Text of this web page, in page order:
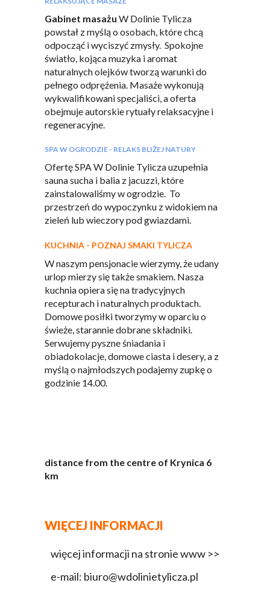
Gabinet masażu W Dolinie Tylicza
powstał z myślą o osobach, które chcą
odpocząć i wyciszyć zmysły. Spokojne
światło, kojąca muzyka i aromat
naturalnych olejków tworzą warunki do
pełnego odprężenia. Masaże wykonują
wykwalifikowani specjaliści, a oferta
obejmuje autorskie rytuały relaksacyjne i
regeneracyjne.
SPA W OGRODZIE - RELAKS BLIŻEJ NATURY
Ofertę SPA W Dolinie Tylicza uzupełnia
sauna sucha i balia z jacuzzi, które
zainstalowaliśmy w ogrodzie. To
przestrzeń do wypoczynku z widokiem na
zieleń lub wieczory pod gwiazdami.
KUCHNIA - POZNAJ SMAKI TYLICZA
W naszym pensjonacie wierzymy, że udany
urlop mierzy się także smakiem. Nasza
kuchnia opiera się na tradycyjnych
recepturach i naturalnych produktach.
Domowe posiłki tworzymy w oparciu o
świeże, starannie dobrane składniki.
Serwujemy pyszne śniadania i
obiadokolacje, domowe ciasta i desery, a z
myślą o najmłodszych podajemy zupkę o
godzinie 14.00.
distance from the centre of Krynica 6
km
WIĘCEJ INFORMACJI
więcej informacji na stronie www >>
e-mail: biuro@wdolinietylicza.pl